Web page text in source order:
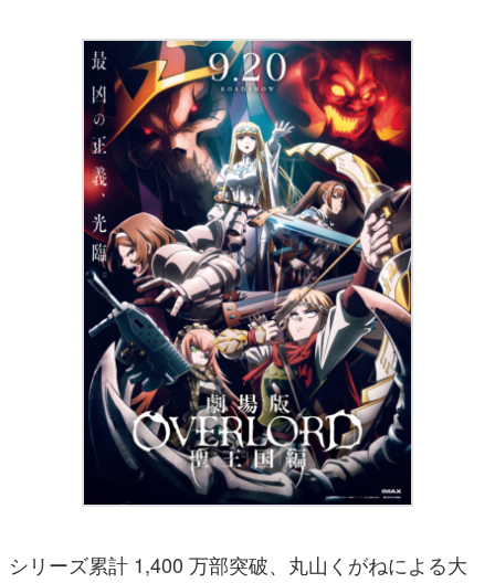
シリーズ累計 1,400 万部突破、丸山くがねによる大